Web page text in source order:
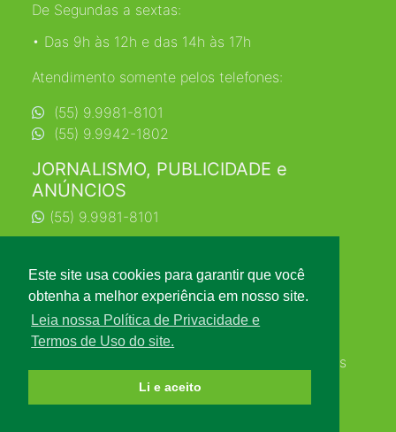
Este site usa cookies para garantir que você
obtenha a melhor experiência em nosso site.
Leia nossa Política de Privacidade e
Termos de Uso do site.
Li e aceito
De Segundas a sextas:
• Das 9h às 12h e das 14h às 17h
Atendimento somente pelos telefones:
(55) 9.9981-8101
(55) 9.9942-1802
JORNALISMO, PUBLICIDADE e
ANÚNCIOS
(55) 9.9981-8101
© 2026 PORTAL FARRAPO. Todos os direitos
reservados.